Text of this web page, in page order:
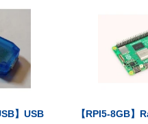
】USB
【RPI5-8GB】